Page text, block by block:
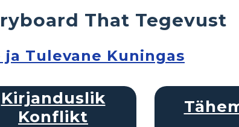
That Tegevust
ja Tulevane Kuningas
Kirjanduslik
Konflikt